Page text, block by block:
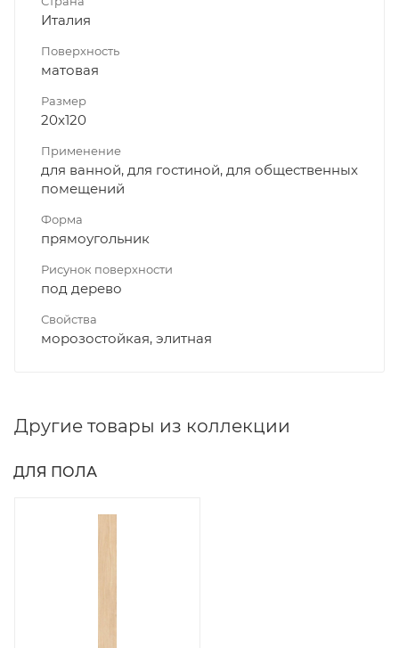
Италия
Поверхность
матовая
Размер
20x120
Применение
для ванной, для гостиной, для общественных
помещений
Форма
прямоугольник
Рисунок поверхности
под дерево
Свойства
морозостойкая, элитная
Другие товары из коллекции
ДЛЯ ПОЛА